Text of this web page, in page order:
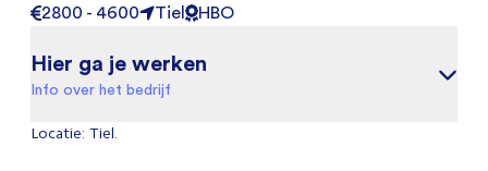
2800 - 4600 Tiel HBO
Hier ga je werken
Info over het bedrijf
Locatie: Tiel.